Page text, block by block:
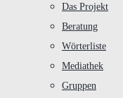
Das Projekt
Beratung
Wörterliste
Mediathek
Gruppen